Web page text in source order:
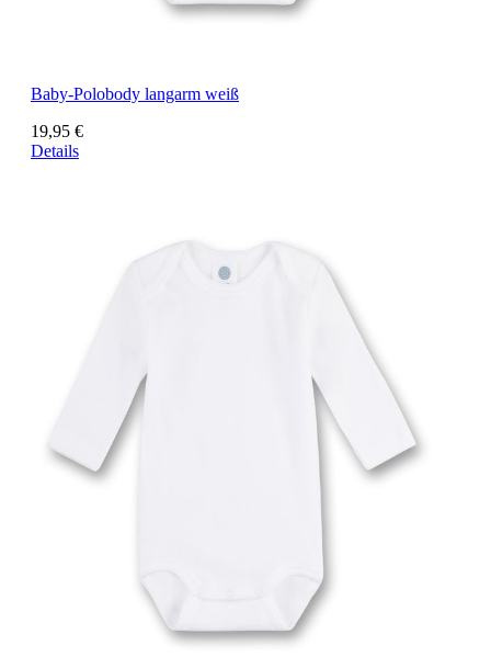
Baby-Polobody langarm weiß
19,95 €
Details